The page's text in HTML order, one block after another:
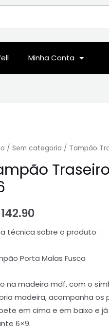
Minha Conta
/ Sem categoria / Tampão
142.90
técnica sobre o produto :
Porta Malas Fusca
na madeira mdf, com o
madeira, acompanha os
em cima e em baixo e
6×9.